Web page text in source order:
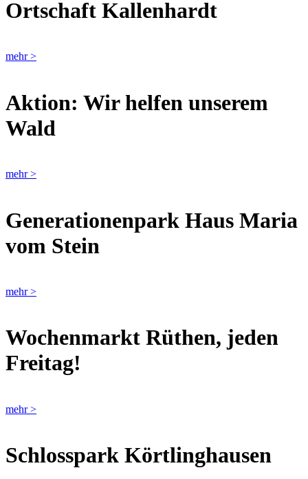
Ortschaft Kallenhardt
mehr >
Aktion: Wir helfen unserem
Wald
mehr >
Generationenpark Haus Maria
vom Stein
mehr >
Wochenmarkt Rüthen, jeden
Freitag!
mehr >
Schlosspark Körtlinghausen